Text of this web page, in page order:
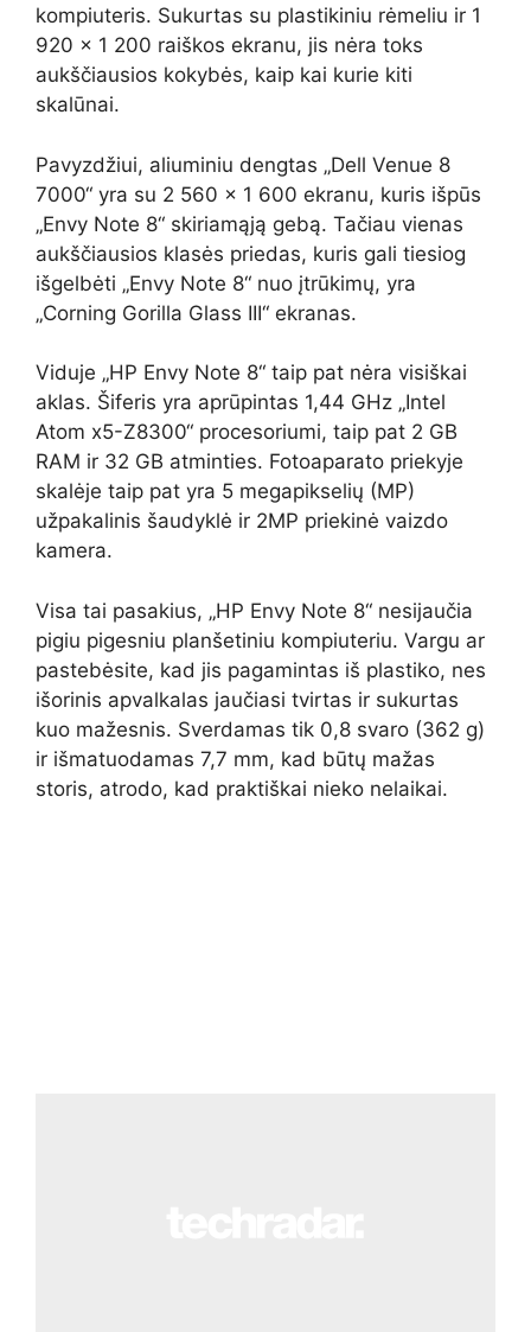
kompiuteris. Sukurtas su plastikiniu rėmeliu ir 1
920 x 1 200 raiškos ekranu, jis nėra toks
aukščiausios kokybės, kaip kai kurie kiti
skalūnai.
Pavyzdžiui, aliuminiu dengtas „Dell Venue 8
7000“ yra su 2 560 x 1 600 ekranu, kuris išpūs
„Envy Note 8“ skiriamąją gebą. Tačiau vienas
aukščiausios klasės priedas, kuris gali tiesiog
išgelbėti „Envy Note 8“ nuo įtrūkimų, yra
„Corning Gorilla Glass III“ ekranas.
Viduje „HP Envy Note 8“ taip pat nėra visiškai
aklas. Šiferis yra aprūpintas 1,44 GHz „Intel
Atom x5-Z8300“ procesoriumi, taip pat 2 GB
RAM ir 32 GB atminties. Fotoaparato priekyje
skalėje taip pat yra 5 megapikselių (MP)
užpakalinis šaudyklė ir 2MP priekinė vaizdo
kamera.
Visa tai pasakius, „HP Envy Note 8“ nesijaučia
pigiu pigesniu planšetiniu kompiuteriu. Vargu ar
pastebėsite, kad jis pagamintas iš plastiko, nes
išorinis apvalkalas jaučiasi tvirtas ir sukurtas
kuo mažesnis. Sverdamas tik 0,8 svaro (362 g)
ir išmatuodamas 7,7 mm, kad būtų mažas
storis, atrodo, kad praktiškai nieko nelaikai.